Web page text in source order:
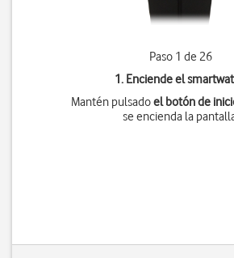
Paso 1 de 26
1. Enciende el
Mantén pulsadoel botón de
se encienda la